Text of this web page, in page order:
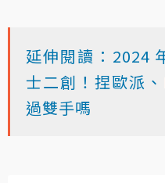
延伸閱讀：2024
士二創！捏歐派
過雙手嗎